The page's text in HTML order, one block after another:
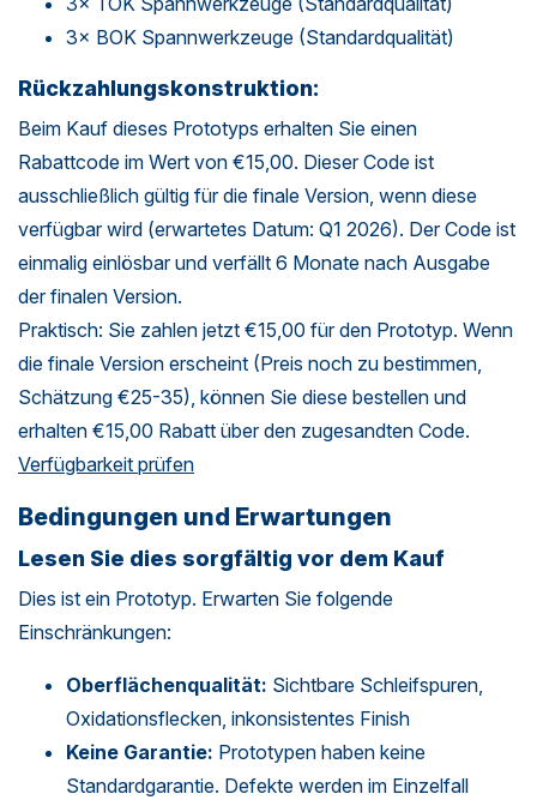
3× BOK Spannwerkzeuge (Standardqualität)
Rückzahlungskonstruktion:
Beim Kauf dieses Prototyps erhalten Sie einen
Rabattcode im Wert von €15,00. Dieser Code ist
ausschließlich gültig für die finale Version, wenn diese
verfügbar wird (erwartetes Datum: Q1 2026). Der Code ist
einmalig einlösbar und verfällt 6 Monate nach Ausgabe
der finalen Version.
Praktisch: Sie zahlen jetzt €15,00 für den Prototyp. Wenn
die finale Version erscheint (Preis noch zu bestimmen,
Schätzung €25-35), können Sie diese bestellen und
erhalten €15,00 Rabatt über den zugesandten Code.
Verfügbarkeit prüfen
Bedingungen und Erwartungen
Lesen Sie dies sorgfältig vor dem Kauf
Dies ist ein Prototyp. Erwarten Sie folgende
Einschränkungen:
Oberflächenqualität: Sichtbare Schleifspuren,
Oxidationsflecken, inkonsistentes Finish
Keine Garantie: Prototypen haben keine
Standardgarantie. Defekte werden im Einzelfall